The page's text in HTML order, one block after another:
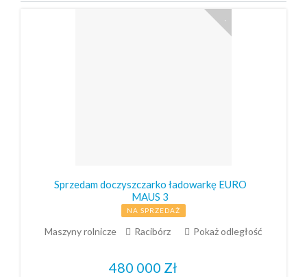
Sprzedam doczyszczarko ładowarkę EURO
MAUS 3
NA SPRZEDAŻ
Maszyny rolnicze Racibórz Pokaż odległość
480 000 Zł